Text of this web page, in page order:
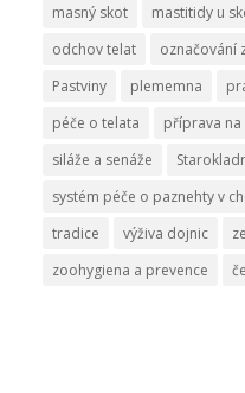
masný skot
mastitidy u
odchov telat
označování
Pastviny
plememna
péče o telata
příprava na
siláže a senáže
systém péče o paznehty v
tradice
výživa dojnic
zoohygiena a prevence